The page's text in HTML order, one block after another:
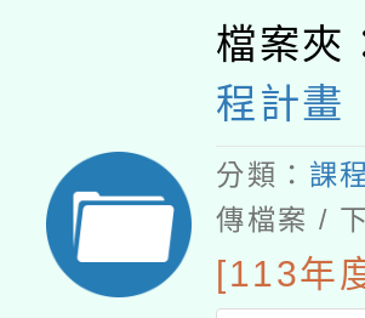
檔案夾
程計畫
分類： 課
傳檔案 /
[113年